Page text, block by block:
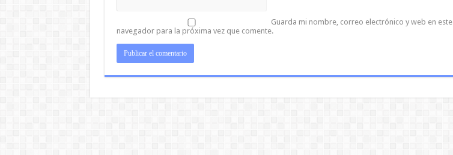
Guarda mi nombre, correo electrónico y web en este
navegador para la próxima vez que comente.